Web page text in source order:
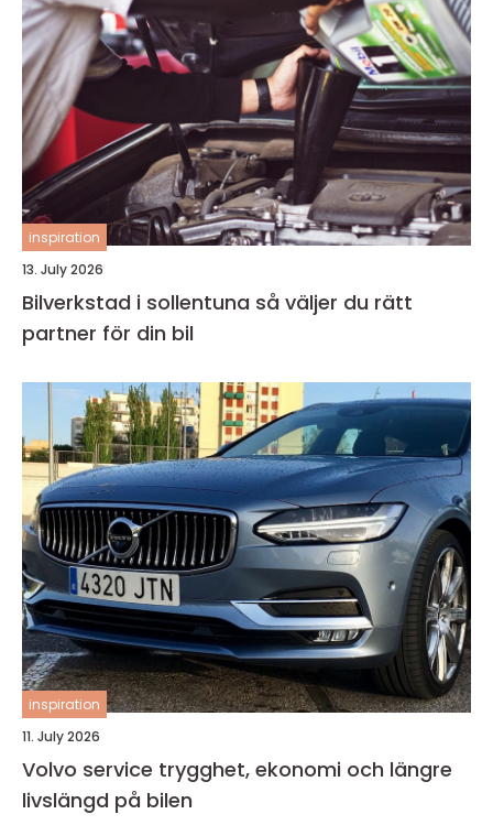
inspiration
13. July 2026
Bilverkstad i sollentuna så väljer du rätt
partner för din bil
inspiration
11. July 2026
Volvo service trygghet, ekonomi och längre
livslängd på bilen